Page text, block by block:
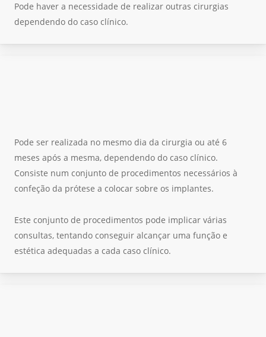
Pode haver a necessidade de realizar outras cirurgias
dependendo do caso clínico.
Pode ser realizada no mesmo dia da cirurgia ou até 6
meses após a mesma, dependendo do caso clínico.
Consiste num conjunto de procedimentos necessários à
confeção da prótese a colocar sobre os implantes.
Este conjunto de procedimentos pode implicar várias
consultas, tentando conseguir alcançar uma função e
estética adequadas a cada caso clínico.